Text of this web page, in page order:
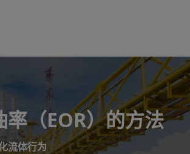
率（EOR）的方法
流体行为